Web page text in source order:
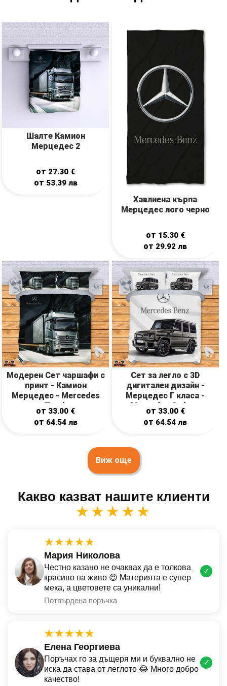
Шалте Камион
Мерцедес 2
от 27.30 €
от 53.39 лв
Хавлиена кърпа
Мерцедес лого черно
от 15.30 €
от 29.92лв
Модерен Сет чаршафи с
принт - Камион
Мерцедес - Mercedes
Truck
от 33.00 €
от 64.54 лв
Сет за легло с 3D
дигитален дизайн -
Мерцедес Г класа -
Mercedes G class
от 33.00 €
от 64.54лв
Виж още
Какво казват нашите клиенти
★★★★★
★★★★★
Мария Николова
Честно казано не очаквах да е толкова
красиво на живо 😍 Материята е супер
мека, а цветовете са уникални!
Потвърдена поръчка
✓
★★★★★
Елена Георгиева
Поръчах го за дъщеря ми и буквално не
иска да става от леглото 😂 Много добро
качество!
✓